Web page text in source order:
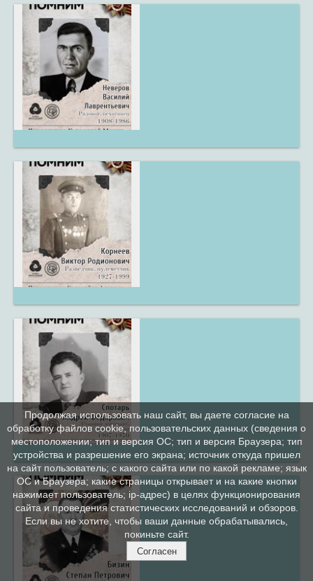
Продолжая использовать наш сайт, вы даете согласие на
обработку файлов cookie, пользовательских данных (сведения о
местоположении; тип и версия ОС; тип и версия Браузера; тип
устройства и разрешение его экрана; источник откуда пришел
на сайт пользователь; с какого сайта или по какой рекламе; язык
ОС и Браузера; какие страницы открывает и на какие кнопки
нажимает пользователь; ip-адрес) в целях функционирования
сайта и проведения статистических исследований и обзоров.
Если вы не хотите, чтобы ваши данные обрабатывались,
покиньте сайт.
Согласен